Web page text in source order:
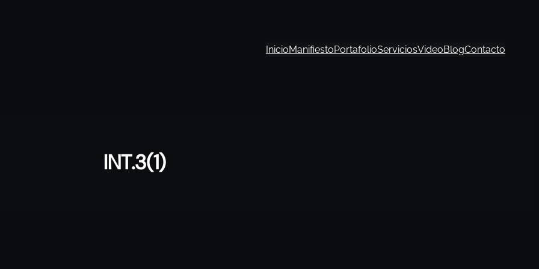
InicioManifiestoPortafolioServiciosVideoBlogContacto
INT.3(1)